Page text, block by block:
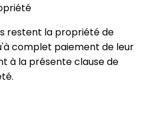
restent la propriété de
complet paiement de leur
à la présente clause de